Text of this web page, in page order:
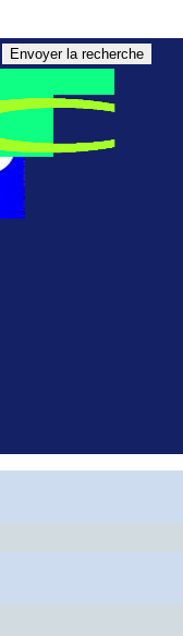
Envoyer la recherche